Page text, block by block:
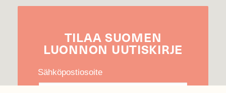
TILAA SUOMEN
LUONNON UUTIS­KIRJE
Sähköpostiosoite